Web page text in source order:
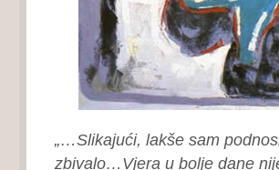
„…Slikajući, lakše sam
zbivalo…Vjera u bolje dane